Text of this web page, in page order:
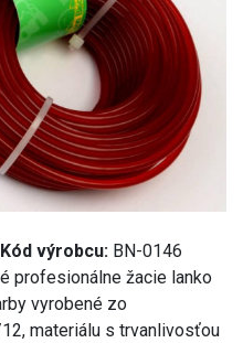
Kód výrobcu: BN-0146
profesionálne žacie lanko
vyrobené zo
materiálu s trvanlivosťou